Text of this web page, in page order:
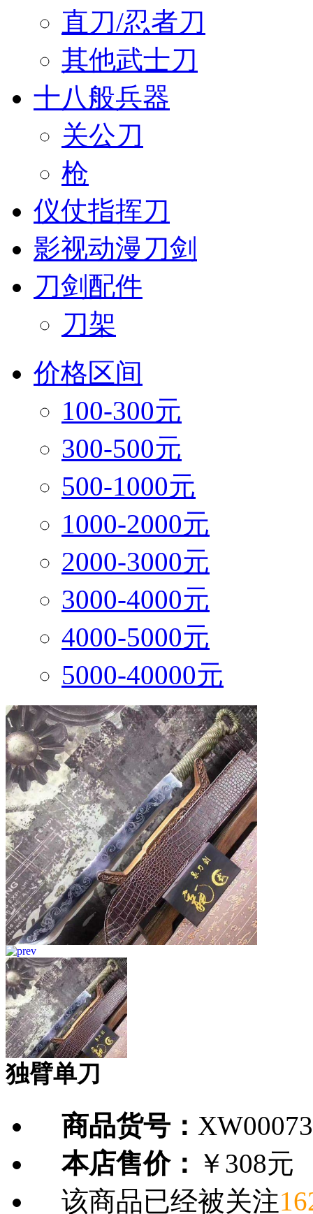
直刀/忍者刀
其他武士刀
十八般兵器
关公刀
枪
仪仗指挥刀
影视动漫刀剑
刀剑配件
刀架
价格区间
100-300元
300-500元
500-1000元
1000-2000元
2000-3000元
3000-4000元
4000-5000元
5000-40000元
独臂单刀
商品货号：
本店售价： ￥308元
该商品已经被关注